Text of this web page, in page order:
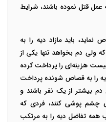
قتل نموده باشند، شرایط
باید مازاد دیه را به
ولی دم بخواهد تنها یکی از
هزینه‌ای را پرداخت کرده
را به قصاص شونده پرداخت
دم بیشتر از یک نفر باشند و
چشم پوشی کنند، فردی که
تفاضل دیه را به مرتکب